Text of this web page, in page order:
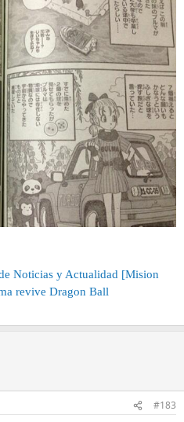
Noticias y Actualidad [Mision
revive Dragon Ball
#183